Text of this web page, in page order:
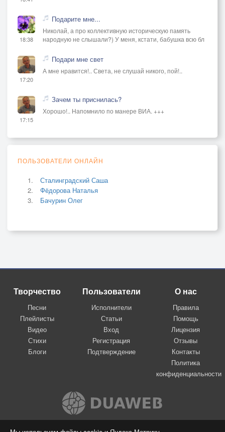
18:38
Подарите мне...
Николай, а про коллективную историческую память
народную не слышали?) У меня, кстати, бабушка всю бл
17:20
Подари мне свет
А мне нравится!.. Света, не слушай никого, пой!..
17:15
Зачем ты приснилась?
Хорошо!.. Напомнило по манере ВИА. +++
ПОЛЬЗОВАТЕЛИ ОНЛАЙН
Сталинградский Саша
Фёдорова Наталья
Бачурин Олег
Творчество
Песни
Плейлисты
Видео
Стихи
Блоги
Пользователи
Исполнители
Статьи
Вход
Регистрация
Подтверждение
О нас
Правила
Помощь
Лицензия
Отзывы
Контакты
Политика
конфиденциальности